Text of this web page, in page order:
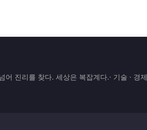
진리를 찾다. 세상은 복잡계다.· 기술 · 경제